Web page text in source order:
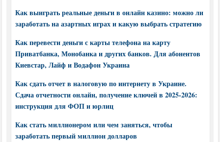
Как выиграть реальные деньги в онлайн казино: можно ли
заработать на азартных играх и какую выбрать стратегию
Как перевести деньги с карты телефона на карту
Приватбанка, Монобанка и других банков. Для абонентов
Киевстар, Лайф и Водафон Украина
Как сдать отчет в налоговую по интернету в Украине.
Сдача отчетности онлайн, получение ключей в 2025-2026:
инструкция для ФОП и юрлиц
Как стать миллионером или чем заняться, чтобы
заработать первый миллион долларов